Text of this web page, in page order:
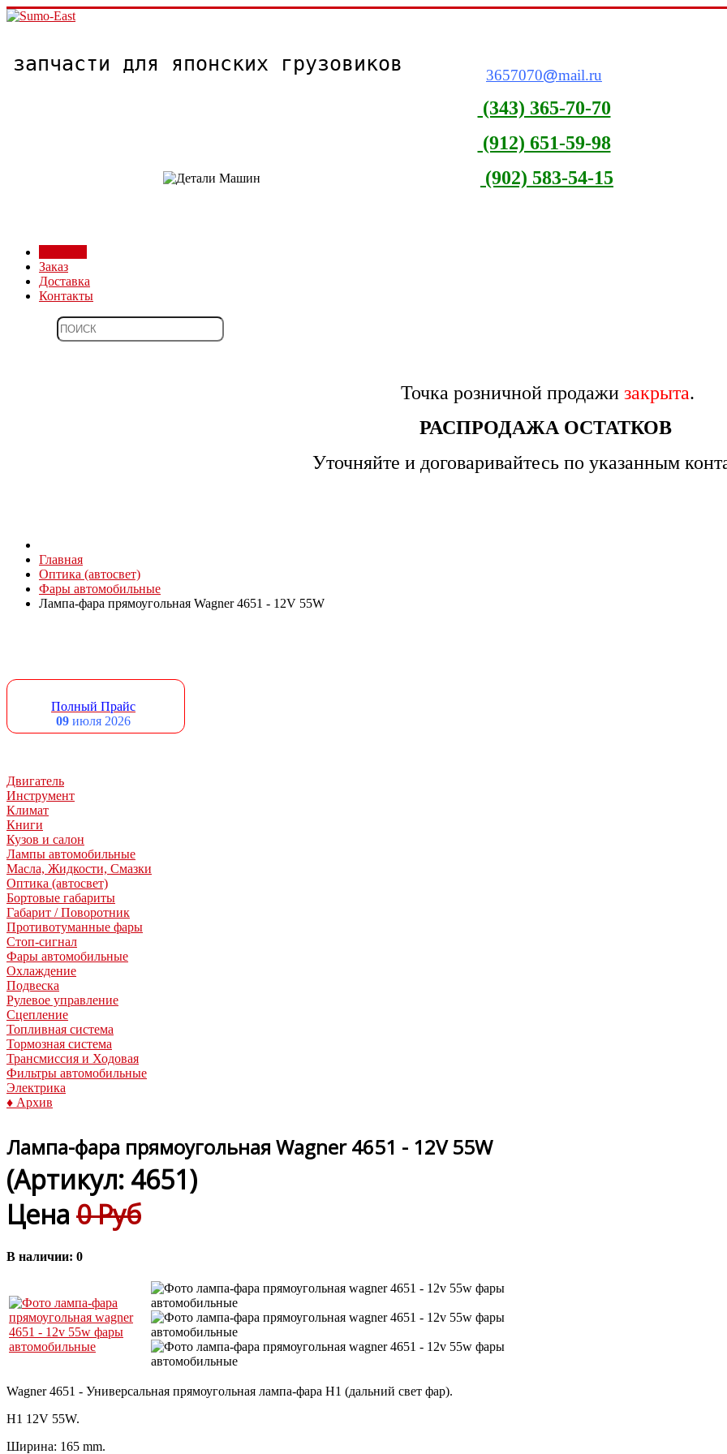
запчасти для японских грузовиков 3657070@mail.ru
(343) 365-70-70
(912) 651-59-98
(902) 583-54-15
Заказ
Доставка
Контакты
Точка розничной продажи закрыта.
РАСПРОДАЖА ОСТАТКОВ
Уточняйте и договаривайтесь по указанным
Главная
Оптика (автосвет)
Фары автомобильные
Лампа-фара прямоугольная Wagner 4651 - 12V 55W
Полный Прайс
09 июля 2026
Двигатель
Инструмент
Климат
Книги
Кузов и салон
Лампы автомобильные
Масла, Жидкости, Смазки
Оптика (автосвет)
Бортовые габариты
Габарит / Поворотник
Противотуманные фары
Стоп-сигнал
Фары автомобильные
Охлаждение
Подвеска
Рулевое управление
Сцепление
Топливная система
Тормозная система
Трансмиссия и Ходовая
Фильтры автомобильные
Электрика
♦ Архив
Лампа-фара прямоугольная Wagner 4651 - 12V 55W
(Артикул: 4651)
Цена 0 Руб
В наличии: 0
Wagner 4651 - Универсальная прямоугольная лампа-фара H1 (дальний свет фар).
H1 12V 55W.
Ширина: 165 mm.